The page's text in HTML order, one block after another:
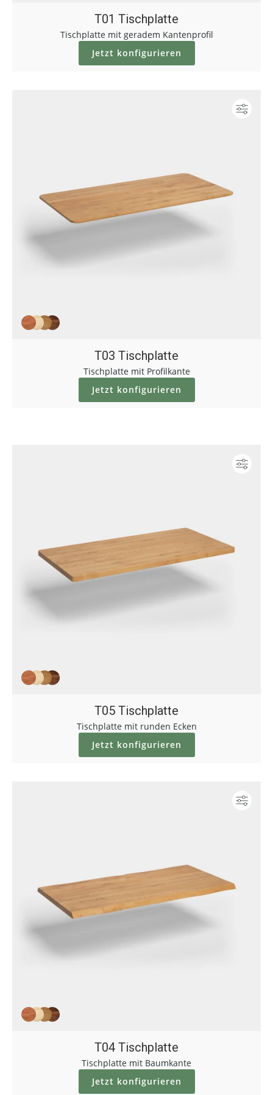
T01 Tischplatte
Tischplatte mit geradem Kantenprofil
Jetzt konfigurieren
T03 Tischplatte
Tischplatte mit Profilkante
Jetzt konfigurieren
T05 Tischplatte
Tischplatte mit runden Ecken
Jetzt konfigurieren
T04 Tischplatte
Tischplatte mit Baumkante
Jetzt konfigurieren